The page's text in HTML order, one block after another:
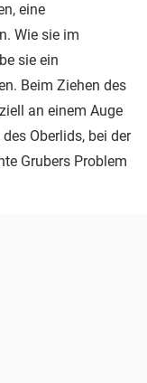
eine
Wie sie im
sie ein
Beim Ziehen des
an einem Auge
Oberlids, bei der
Grubers Problem